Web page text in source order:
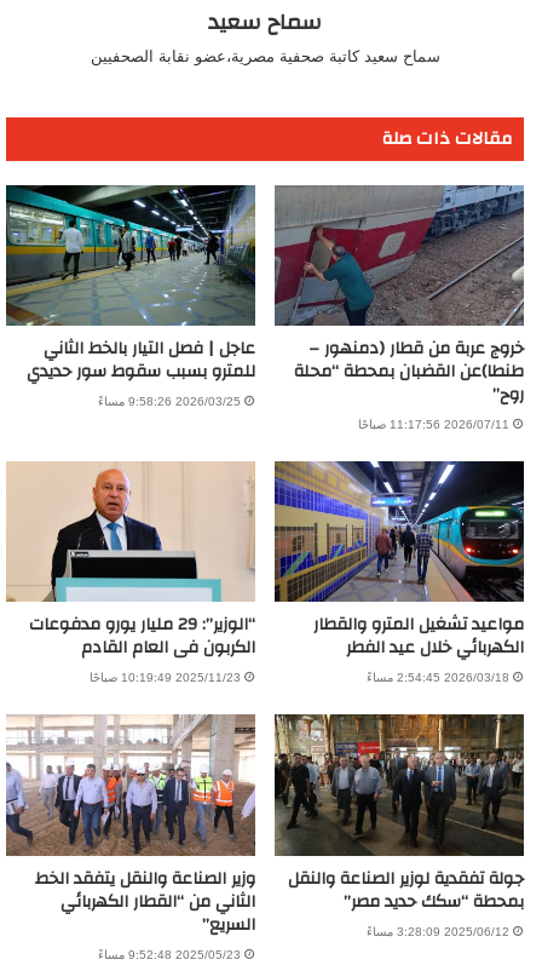
سماح سعيد
سماح سعيد كاتبة صحفية مصرية،عضو نقابة الصحفيين
مقالات ذات صلة
خروج عربة من قطار (دمنهور –
طنطا)عن القضبان بمحطة “محلة
روح”
2026/07/11 11:17:56 صباحًا
عاجل | فصل التيار بالخط الثاني
للمترو بسبب سقوط سور حديدي
2026/03/25 9:58:26 مساءً
مواعيد تشغيل المترو والقطار
الكهربائي خلال عيد الفطر
2026/03/18 2:54:45 مساءً
“الوزير”: 29 مليار يورو مدفوعات
الكربون فى العام القادم
2025/11/23 10:19:49 صباحًا
جولة تفقدية لوزير الصناعة والنقل
بمحطة “سكك حديد مصر”
2025/06/12 3:28:09 مساءً
وزير الصناعة والنقل يتفقد الخط
الثاني من “القطار الكهربائي
السريع”
2025/05/23 9:52:48 مساءً